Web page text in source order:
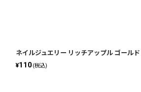
ネイルジュエリー リッチアップル ゴールド
¥110(税込)